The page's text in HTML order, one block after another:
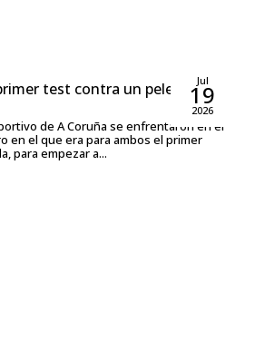
Jul
19
2026
test contra un peleón
de A Coruña se enfrentaron en el
en el que era para ambos el primer
para empezar a...